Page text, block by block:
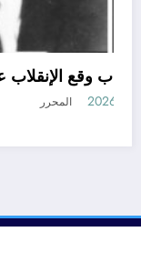
لهذه الأسباب
أغسطس 8, 2026